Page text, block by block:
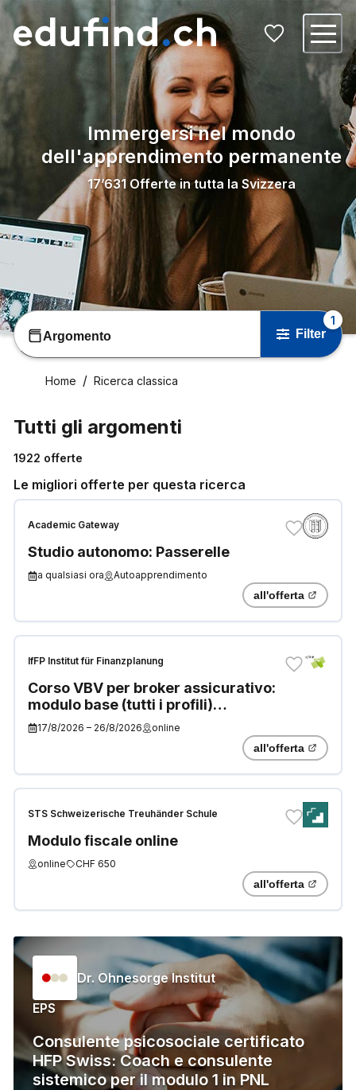
Immergersi nel mondo
dell'apprendimento permanente
17’631 Offerte in tutta la Svizzera
Argomento Filter
1
Home Ricerca classica
Tutti gli argomenti
1922 offerte
Le migliori offerte per questa ricerca
Academic Gateway
Studio autonomo: Passerelle
a qualsiasi ora Autoapprendimento
all'offerta
IfFP Institut für Finanzplanung
Corso VBV per broker assicurativo:
modulo base (tutti i profili)
«Competenze e conoscenze
generali»
17/8/2026 – 26/8/2026 online
all'offerta
STS Schweizerische Treuhänder Schule
Modulo fiscale online
online CHF 650
all'offerta
Dr. Ohnesorge Institut
EPS
Consulente psicosociale certificato
HFP Swiss: Coach e consulente
sistemico per il modulo 1 in PNL